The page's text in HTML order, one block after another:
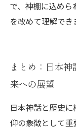
で、神棚に込め
を改めて理解でき
まとめ：日本
来への展望
日本神話と歴史
仰の象徴として重